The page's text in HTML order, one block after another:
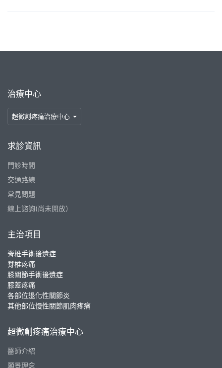
治療中心
超微創疼痛治療中心
求診資訊
門診時間
交通路線
常見問題
線上諮詢(尚未開放）
主治項目
脊椎手術後遺症
脊椎疼痛
膝關節手術後遺症
膝蓋疼痛
各部位退化性關節炎
其他部位慢性關節肌肉疼痛
超微創疼痛治療中心
醫師介紹
願景理念